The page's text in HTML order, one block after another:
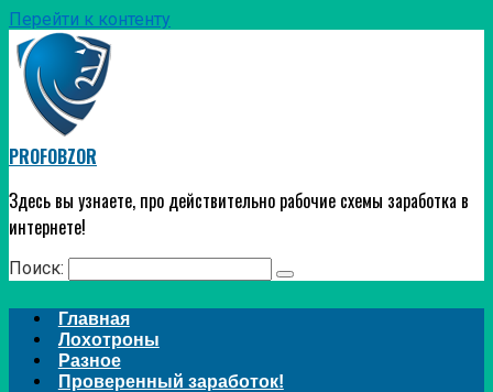
Перейти к контенту
PROFOBZOR
Здесь вы узнаете, про действительно рабочие схемы заработка в
интернете!
Поиск:
Главная
Лохотроны
Разное
Проверенный заработок!